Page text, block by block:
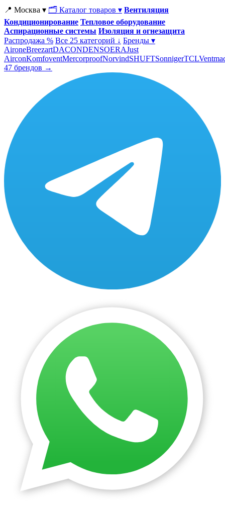
📍 Москва ▾ 🗂 Каталог товаров ▾ Вентиляция
Кондиционирование Тепловое оборудование
Аспирационные системы Изоляция и огнезащита
Распродажа % Все 25 категорий ↓ Бренды ▾
AironeBreezartDACONDENSOERAJust
AirconKomfoventMercorproofNorvindSHUFTSonnigerTCL
47 брендов →